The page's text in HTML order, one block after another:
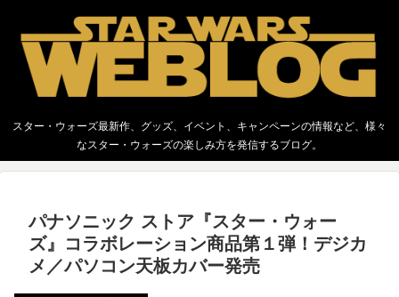
スター・ウォーズ最新作、グッズ、イベント、キャンペーンの情報など、様々
なスター・ウォーズの楽しみ方を発信するブログ。
パナソニック ストア『スター・ウォー
ズ』コラボレーション商品第１弾！デジカ
メ／パソコン天板カバー発売